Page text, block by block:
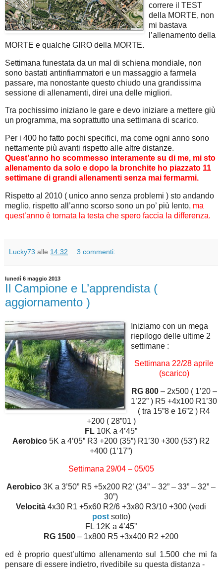
correre il TEST
della MORTE, non
mi bastava
l’allenamento della
MORTE e qualche GIRO della MORTE.
Settimana funestata da un mal di schiena mondiale, non
sono bastati antinfiammatori e un massaggio a farmela
passare, ma nonostante questo chiudo una grandissima
sessione di allenamenti, direi una delle migliori.
Tra pochissimo iniziano le gare e devo iniziare a mettere giù
un programma, ma soprattutto una settimana di scarico.
Per i 400 ho fatto pochi specifici, ma come ogni anno sono
nettamente più avanti rispetto alle altre distanze.
Quest’anno ho scommesso interamente su di me, mi sto
allenamento da solo e dopo la bronchite ho piazzato 11
settimane di grandi allenamenti senza mai fermarmi.
Rispetto al 2010 ( unico anno senza problemi ) sto andando
meglio, rispetto all’anno scorso sono un po’ più lento, ma
quest’anno è tornata la testa che spero faccia la differenza.
Lucky73 alle 14:32 3 commenti:
lunedì 6 maggio 2013
Il Campione e L’apprendista (
aggiornamento )
Iniziamo con un mega
riepilogo delle ultime 2
settimane :
Settimana 22/28 aprile
(scarico)
RG 800– 2x500 ( 1’20 –
1’22” ) R5 +4x100 R1’30
( tra 15”8 e 16”2 ) R4
+200 ( 28”01 )
FL 10K a 4’45”
Aerobico 5K a 4’05” R3 +200 (35”) R1’30 +300 (53”) R2
+400 (1’17”)
Settimana 29/04 – 05/05
Aerobico 3K a 3’50” R5 +5x200 R2’ (34” – 32” – 33” – 32” –
30”)
Velocità 4x30 R1 +5x60 R2/6 +3x80 R3/10 +300 (vedi
post sotto)
FL 12K a 4’45”
RG 1500 – 1x800 R5 +3x400 R2 +200
ed è proprio quest’ultimo allenamento sul 1.500 che mi fa
pensare di essere indietro, rivedibile su questa distanza -